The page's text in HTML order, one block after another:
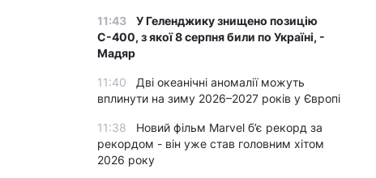
11:43
У Геленджику знищено позицію
С-400, з якої 8 серпня били по Україні, -
Мадяр
11:40
Дві океанічні аномалії можуть
вплинути на зиму 2026–2027 років у Європі
11:38
Новий фільм Marvel б’є рекорд за
рекордом - він уже став головним хітом
2026 року